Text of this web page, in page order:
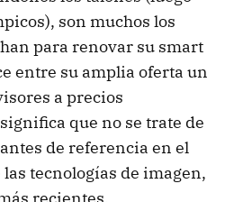
son muchos los
para renovar su smart
entre su amplia oferta un
a precios
que no se trate de
de referencia en el
tecnologías de imagen,